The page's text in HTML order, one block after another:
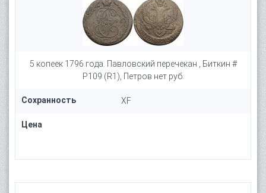
5 копеек 1796 года. Павловский перечекан , Биткин #
P109 (R1), Петров нет руб.
Сохранность XF
Цена